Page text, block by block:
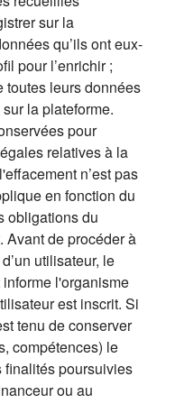
sur la
qu’ils ont eux-
pour l’enrichir ;
toutes leurs données
la plateforme.
pour
relatives à la
n’est pas
en fonction du
obligations du
Avant de procéder à
utilisateur, le
l'organisme
est inscrit. Si
tenu de conserver
compétences) le
finalités poursuivies
ou au